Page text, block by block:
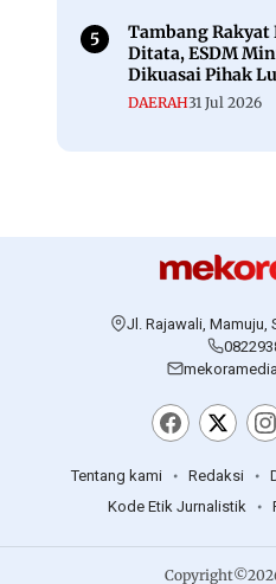
Tambang
Ditata, ESDM
Dikuasai Pihak
DAERAH31 Jul 2026
Jl. Rajawali, Mamuju,
Tentang kami Redaksi
Kode Etik Jurnalistik